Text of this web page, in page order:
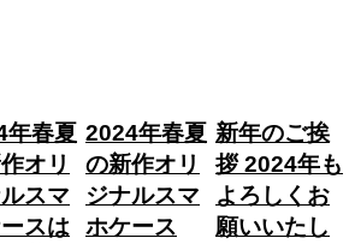
年春夏
オリ
スマ
スは
2024年春夏
の新作オリ
ジナルスマ
ホケース
新年のご挨
拶 2024年も
よろしくお
願いいたし